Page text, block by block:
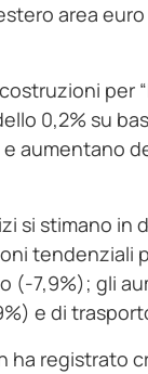
area euro
per
0,2% su
aumentano
si stimano in
tendenziali
(-7,9%); gli
e di
ha registrato